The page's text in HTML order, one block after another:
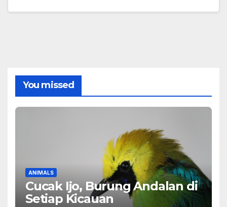
You missed
ANIMALS
Cucak Ijo, Burung Andalan di
Setiap Kicauan